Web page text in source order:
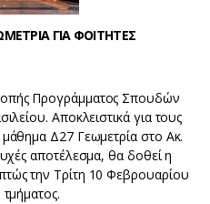
ΓΙΑ ΦΟΙΤΗΤΕΣ
Προγράμματος Σπουδών
Αποκλειστικά για τους
Δ27 Γεωμετρία στο Ακ.
αποτέλεσμα, θα δοθεί η
την Τρίτη 10 Φεβρουαρίου